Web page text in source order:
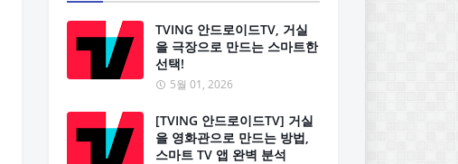
TVING 안드로이드TV, 거실
을 극장으로 만드는 스마트한
선택!
5월 01, 2026
[TVING 안드로이드TV] 거실
을 영화관으로 만드는 방법,
스마트 TV 앱 완벽 분석